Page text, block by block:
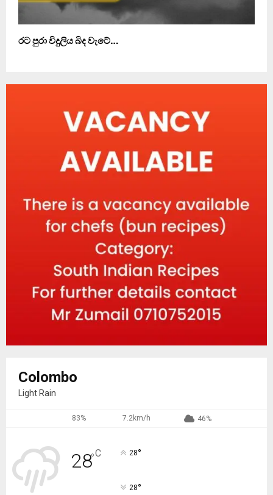
රට පුරා විදුලිය බිද වැටේ…
Colombo
Light Rain
83% 7.2km/h 46%
28°C 28°
28°